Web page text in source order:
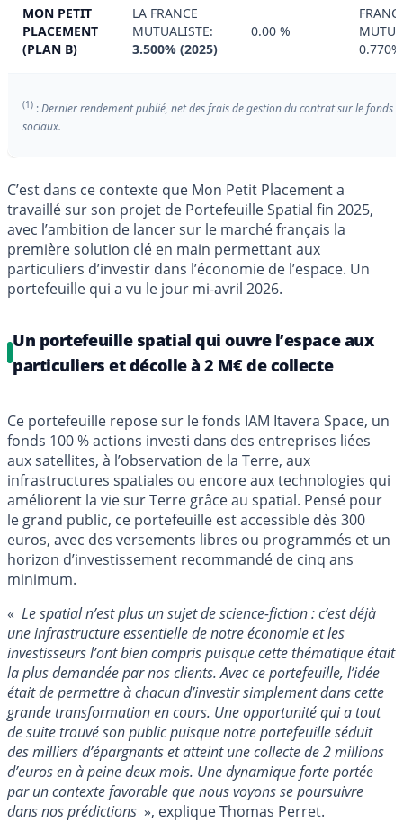
MON PETIT
PLACEMENT
(PLAN B)
LA FRANCE
MUTUALISTE:
3.500% (2025)
0.00 %
0.770%
(1) :Dernier rendement publié, net des frais de gestion du contrat sur le fonds
sociaux.
C’est dans ce contexte que Mon Petit Placement a
travaillé sur son projet de Portefeuille Spatial fin 2025,
avec l’ambition de lancer sur le marché français la
première solution clé en main permettant aux
particuliers d’investir dans l’économie de l’espace. Un
portefeuille qui a vu le jour mi-avril 2026.
Un portefeuille spatial qui ouvre l’espace aux
particuliers et décolle à 2 M€ de collecte
Ce portefeuille repose sur le fonds IAM Itavera Space, un
fonds 100 % actions investi dans des entreprises liées
aux satellites, à l’observation de la Terre, aux
infrastructures spatiales ou encore aux technologies qui
améliorent la vie sur Terre grâce au spatial. Pensé pour
le grand public, ce portefeuille est accessible dès 300
euros, avec des versements libres ou programmés et un
horizon d’investissement recommandé de cinq ans
minimum.
« Le spatial n’est plus un sujet de science-fiction : c’est déjà
une infrastructure essentielle de notre économie et les
investisseurs l’ont bien compris puisque cette thématique était
la plus demandée par nos clients. Avec ce portefeuille, l’idée
était de permettre à chacun d’investir simplement dans cette
grande transformation en cours. Une opportunité qui a tout
de suite trouvé son public puisque notre portefeuille séduit
des milliers d’épargnants et atteint une collecte de 2 millions
d’euros en à peine deux mois. Une dynamique forte portée
par un contexte favorable que nous voyons se poursuivre
dans nos prédictions », explique Thomas Perret.